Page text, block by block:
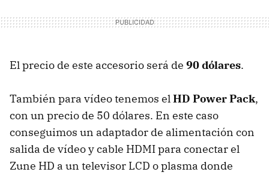
El precio de este accesorio será de 90 dólares.
También para vídeo tenemos elHD Power Pack,
con un precio de 50 dólares. En este caso
conseguimos un adaptador de alimentación con
salida de vídeo y cable HDMIpara conectar el
Zune HD a un televisor LCD o plasma donde